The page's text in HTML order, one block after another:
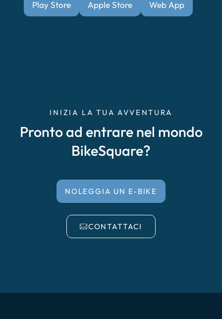
Play Store Apple Store Web App
INIZIA LA TUA AVVENTURA
Pronto ad entrare nel mondo
BikeSquare?
NOLEGGIA UN E-BIKE
CONTATTACI